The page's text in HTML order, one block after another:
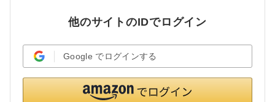
他のサイトのIDでログイン
Google でログインする